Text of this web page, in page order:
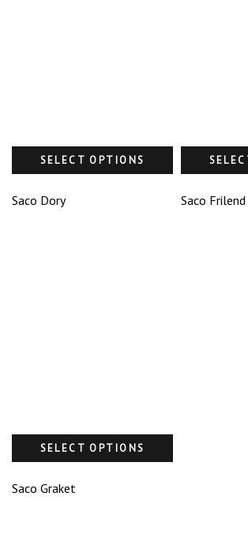
SELECT OPTIONS
Saco Dory Saco Frilend
SELECT OPTIONS
Saco Graket